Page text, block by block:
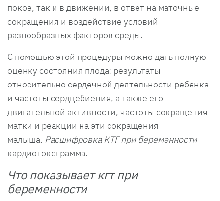
покое, так и в движении, в ответ на маточные
сокращения и воздействие условий
разнообразных факторов среды.
С помощью этой процедуры можно дать полную
оценку состояния плода: результаты
относительно сердечной деятельности ребенка
и частоты сердцебиения, а также его
двигательной активности, частоты сокращения
матки и реакции на эти сокращения
малыша. Расшифровка КТГ при беременности—
кардиотокограмма.
Что показывает кгт при
беременности